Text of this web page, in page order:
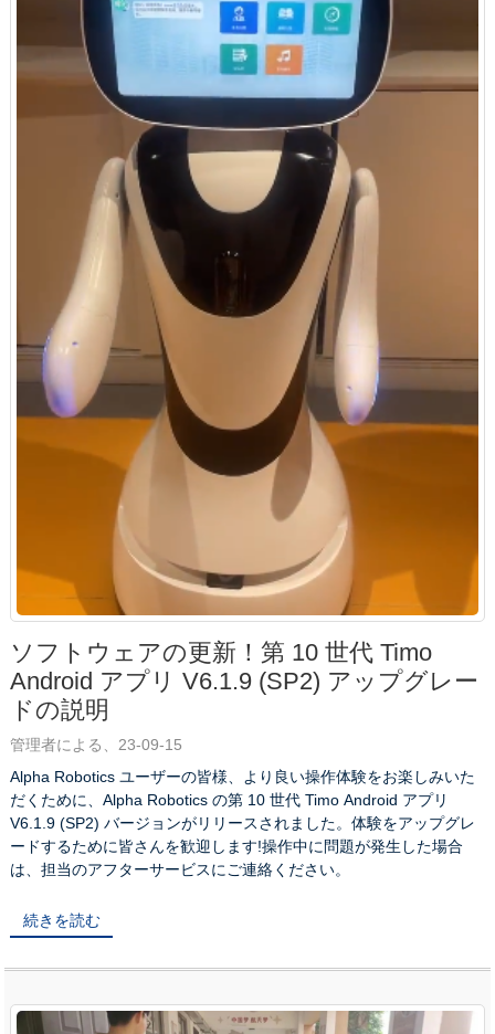
ソフトウェアの更新！第 10 世代 Timo
Android アプリ V6.1.9 (SP2) アップグレー
ドの説明
管理者による、23-09-15
Alpha Robotics ユーザーの皆様、より良い操作体験をお楽しみいた
だくために、Alpha Robotics の第 10 世代 Timo Android アプリ
V6.1.9 (SP2) バージョンがリリースされました。体験をアップグレ
ードするために皆さんを歓迎します!操作中に問題が発生した場合
は、担当のアフターサービスにご連絡ください。
続きを読む